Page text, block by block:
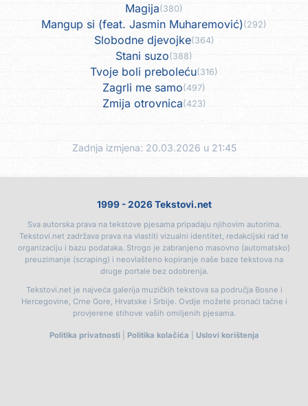
Magija(380)
Mangup si (feat. Jasmin Muharemović)(292)
Slobodne djevojke(364)
Stani suzo(388)
Tvoje boli preboleću(316)
Zagrli me samo(497)
Zmija otrovnica(423)
Zadnja izmjena: 20.03.2026 u 21:45
1999 - 2026 Tekstovi.net
Sva autorska prava na tekstove pjesama pripadaju njihovim autorima.
Tekstovi.net zadržava prava na vlastiti vizualni identitet, redakcijski rad te
organizaciju i bazu podataka. Strogo je zabranjeno masovno (automatsko)
preuzimanje (scraping) i neovlašteno kopiranje naše baze tekstova na
druge portale bez odobrenja.
Tekstovi.net je najveća galerija muzičkih tekstova sa područja Bosne i
Hercegovine, Crne Gore, Hrvatske i Srbije. Ovdje možete pronaći tačne i
provjerene stihove vaših omiljenih pjesama.
Politika privatnosti| Politika kolačića Uslovi korištenja